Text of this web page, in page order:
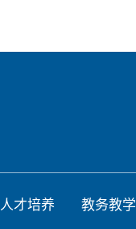
人才培养 教务教学